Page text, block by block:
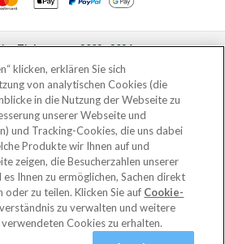
2002 - 2026
Floor Nucleus House, 2 Lower Mortlake Road,
United Kingdom, TW9 2JA.
name of Attraction Tickets LTD, who are
Registration Nos. 3427114 and 3427117.
number 4390984 and VAT Number
795922965.
klicken, erklären Sie sich
von analytischen Cookies (die
in die Nutzung der Webseite zu
unserer Webseite und
und Tracking-Cookies, die uns dabei
Produkte wir Ihnen auf und
zeigen, die Besucherzahlen unserer
Ihnen zu ermöglichen, Sachen direkt
oder zu teilen. Klicken Sie auf Cookie-
zu verwalten und weitere
Cookies zu erhalten.